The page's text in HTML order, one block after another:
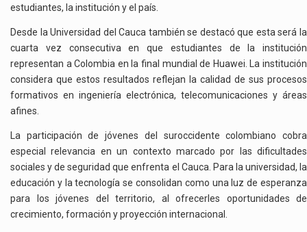
estudiantes, la institución y el país.
Desde la Universidad del Cauca también se destacó que esta será la
cuarta vez consecutiva en que estudiantes de la institución
representan a Colombia en la final mundial de Huawei. La institución
considera que estos resultados reflejan la calidad de sus procesos
formativos en ingeniería electrónica, telecomunicaciones y áreas
afines.
La participación de jóvenes del suroccidente colombiano cobra
especial relevancia en un contexto marcado por las dificultades
sociales y de seguridad que enfrenta el Cauca. Para la universidad, la
educación y la tecnología se consolidan como una luz de esperanza
para los jóvenes del territorio, al ofrecerles oportunidades de
crecimiento, formación y proyección internacional.